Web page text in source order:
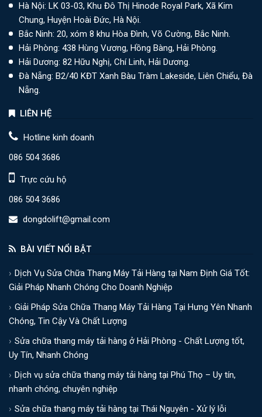
Hà Nội: LK 03-03, Khu Đô Thị Hinode Royal Park, Xã Kim
Chung, Huyện Hoài Đức, Hà Nội.
Bắc Ninh: 20, xóm 8 khu Hòa Đình, Võ Cường, Bắc Ninh.
Hải Phòng: 438 Hùng Vương, Hồng Bàng, Hải Phòng.
Hải Dương: 82 Hữu Nghị, Chí Linh, Hải Dương.
Đà Nẵng: B2/40 KĐT Xanh Bàu Tràm Lakeside, Liên Chiểu, Đà
Nẵng.
LIÊN HỆ
Hotline kinh doanh
086 504 3686
Trực cứu hộ
086 504 3686
dongdolift@gmail.com
BÀI VIẾT NỔI BẬT
Dịch Vụ Sửa Chữa Thang Máy Tải Hàng tại Nam Định Giá Tốt:
Giải Pháp Nhanh Chóng Cho Doanh Nghiệp
Giải Pháp Sửa Chữa Thang Máy Tải Hàng Tại Hưng Yên Nhanh
Chóng, Tin Cậy Và Chất Lượng
Sửa chữa thang máy tải hàng ở Hải Phòng - Chất Lượng tốt,
Uy Tín, Nhanh Chóng
Dịch vụ sửa chữa thang máy tải hàng tại Phú Thọ – Uy tín,
nhanh chóng, chuyên nghiệp
Sửa chữa thang máy tải hàng tại Thái Nguyên - Xử lý lỗi